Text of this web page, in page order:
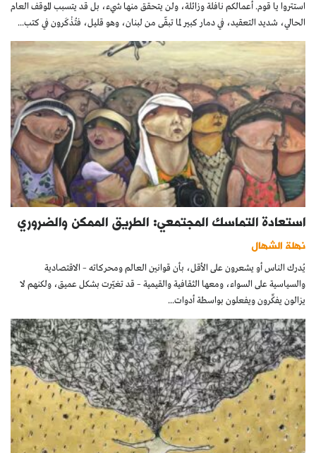
استتروا يا قوم. أعمالكم نافلة وزائلة، ولن يتحقق منها شيء، بل قد يتسبب الموقف العام
الحالي، شديد التعقيد، في دمار كبير لما تبقّى من لبنان، وهو قليل، فتُذْكَرون في كتب...
استعادة التماسك المجتمعي: الطريق الممكن والضروري
نهلة الشهال
يُدرك الناس أو يشعرون على الأقل، بأن قوانين العالم ومحركاته – الاقتصادية
والسياسية على السواء، ومعها الثقافية والقيمية – قد تغيّرت بشكل عميق، ولكنهم لا
يزالون يفكِّرون ويفعلون بواسطة أدوات...